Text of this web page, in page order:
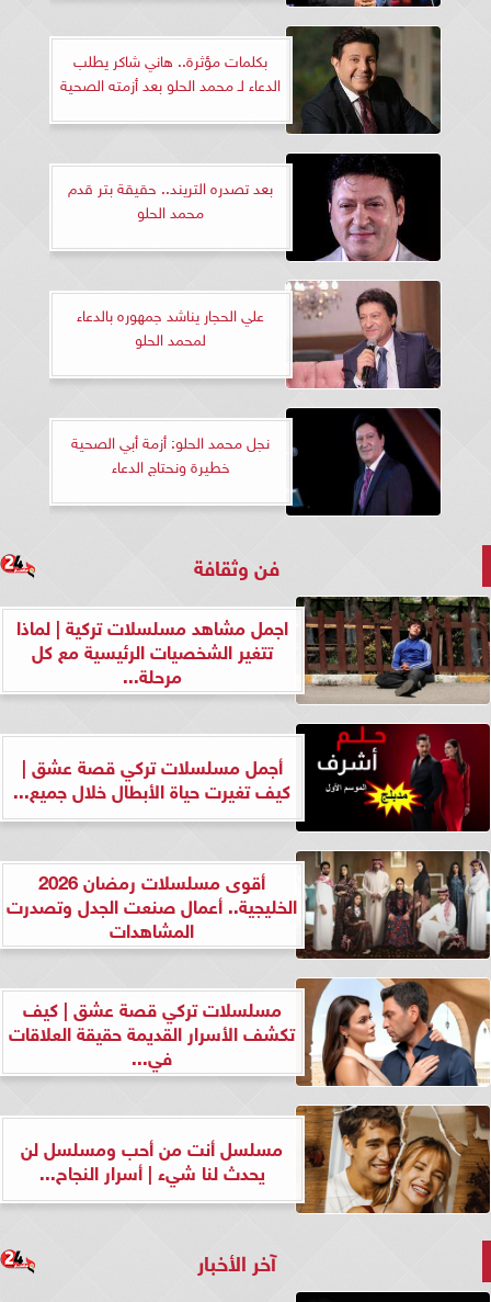
بكلمات مؤثرة.. هاني شاكر يطلب
الدعاء لـ محمد الحلو بعد أزمته الصحية
بعد تصدره التريند.. حقيقة بتر قدم
محمد الحلو
علي الحجار يناشد جمهوره بالدعاء
لمحمد الحلو
نجل محمد الحلو: أزمة أبي الصحية
خطيرة ونحتاج الدعاء
فن وثقافة
اجمل مشاهد مسلسلات تركية | لماذا
تتغير الشخصيات الرئيسية مع كل
مرحلة...
أجمل مسلسلات تركي قصة عشق |
كيف تغيرت حياة الأبطال خلال جميع...
أقوى مسلسلات رمضان 2026
الخليجية.. أعمال صنعت الجدل وتصدرت
المشاهدات
مسلسلات تركي قصة عشق | كيف
تكشف الأسرار القديمة حقيقة العلاقات
في...
مسلسل أنت من أحب ومسلسل لن
يحدث لنا شيء | أسرار النجاح...
آخر الأخبار